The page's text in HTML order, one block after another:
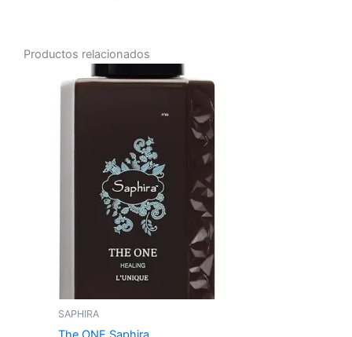
Productos relacionados
SAPHIRA